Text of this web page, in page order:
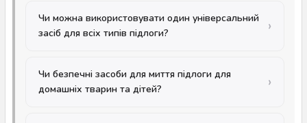
Чи можна використовувати один універсальний
засіб для всіх типів підлоги?
Чи безпечні засоби для миття підлоги для
домашніх тварин та дітей?